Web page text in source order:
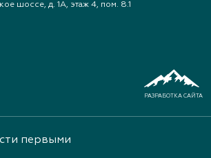
шоссе, д. 1А, этаж 4, пом. 8.1
РАЗРАБОТКА САЙТА
первыми